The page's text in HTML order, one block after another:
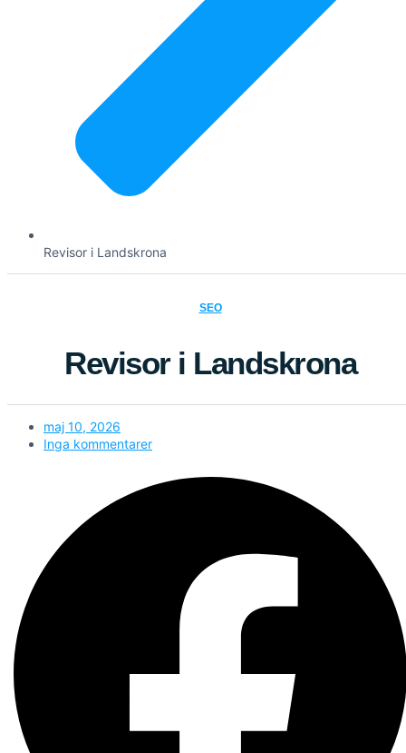
Revisor i Landskrona
SEO
Revisor i Landskrona
maj 10, 2026
Inga kommentarer